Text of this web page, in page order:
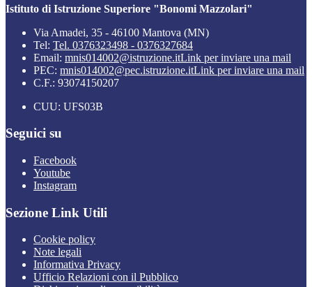
Istituto di Istruzione Superiore "Bonomi Mazzolari"
Via Amadei, 35 - 46100 Mantova (MN)
Tel: Tel. 0376323498 - 0376327684
Email: mnis014002@istruzione.itLink per inviare una mail
PEC: mnis014002@pec.istruzione.itLink per inviare una mail
C.F.: 93074150207
CUU: UFS03B
Seguici su
Facebook
Youtube
Instagram
Sezione Link Utili
Cookie policy
Note legali
Informativa Privacy
Ufficio Relazioni con il Pubblico